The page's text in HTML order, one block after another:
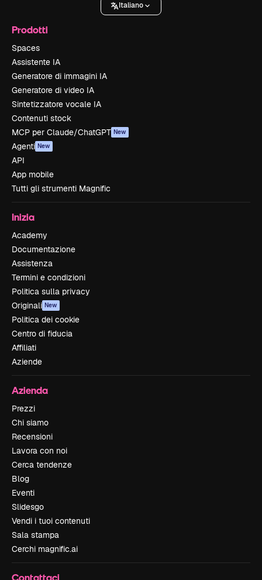
Italiano
Prodotti
Spaces
Assistente IA
Generatore di immagini IA
Generatore di video IA
Sintetizzatore vocale IA
Contenuti stock
MCP per Claude/ChatGPT New
Agenti New
API
App mobile
Tutti gli strumenti Magnific
Inizia
Academy
Documentazione
Assistenza
Termini e condizioni
Politica sulla privacy
Originali New
Politica dei cookie
Centro di fiducia
Affiliati
Aziende
Azienda
Prezzi
Chi siamo
Recensioni
Lavora con noi
Cerca tendenze
Blog
Eventi
Slidesgo
Vendi i tuoi contenuti
Sala stampa
Cerchi magnific.ai
Contattaci